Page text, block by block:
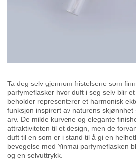
Ta deg selv gjennom fristelsene som
parfymeflasker hvor duft i seg selv blir
beholder representerer et harmonisk
funksjon inspirert av naturens skjønnhet
arv. De milde kurvene og elegante
attraktiviteten til et design, men de
duft til en som er i stand til å gi en
bevegelse med Yinmai parfymeflasken
og en selvuttrykk.